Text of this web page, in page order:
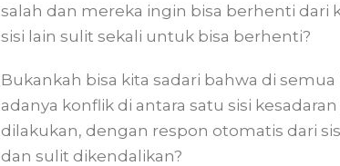
salah dan mereka ingin bisa berhenti
sisi lain sulit sekali untuk bisa berhenti?
Bukankah bisa kita sadari bahwa di
adanya konflik di antara satu sisi
dilakukan, dengan respon otomatis dari
dan sulit dikendalikan?